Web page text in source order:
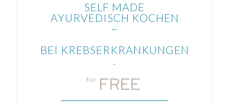
SELF MADE
AYURVEDISCH KOCHEN
~
BEI KREBSERKRANKUNGEN
.
for FREE